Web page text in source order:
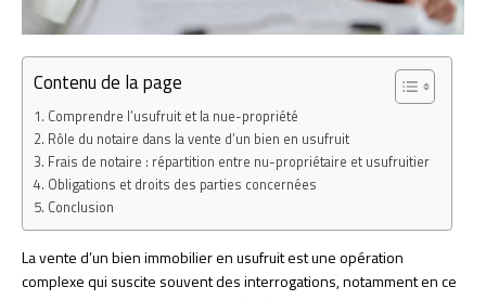
Contenu de la page
Comprendre l’usufruit et la nue-propriété
Rôle du notaire dans la vente d’un bien en usufruit
Frais de notaire : répartition entre nu-propriétaire et usufruitier
Obligations et droits des parties concernées
Conclusion
La vente d’un bien immobilier en usufruit est une opération
complexe qui suscite souvent des interrogations, notamment en ce